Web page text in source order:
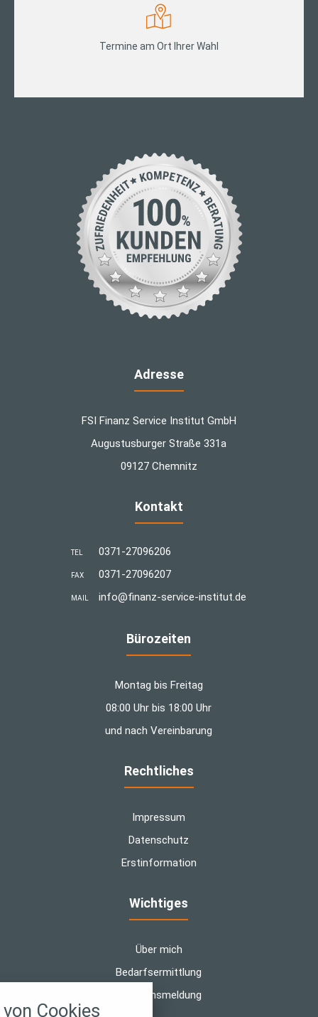
Termine am Ort Ihrer Wahl
Adresse
FSI Finanz Service Institut GmbH
Augustusburger Straße 331a
09127 Chemnitz
Kontakt
TEL 0371-27096206
FAX 0371-27096207
MAIL info@finanz-service-institut.de
Bürozeiten
Montag bis Freitag
08:00 Uhr bis 18:00 Uhr
und nach Vereinbarung
Rechtliches
Impressum
Datenschutz
Erstinformation
Wichtiges
Über mich
Bedarfsermittlung
Schadensmeldung
Cookies
alle verwendeten Cookies und